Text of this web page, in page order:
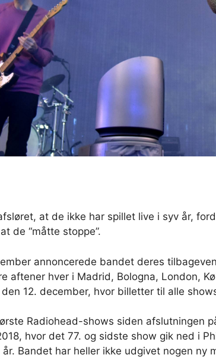
at de ikke har spillet live i syv år,
de “måtte stoppe”.
annoncerede bandet deres
aftener hver i Madrid, Bologna, London,
12. december, hvor billetter til alle
Radiohead-shows siden afslutningen
hvor det 77. og sidste show gik ned i
Bandet har heller ikke udgivet nogen ny